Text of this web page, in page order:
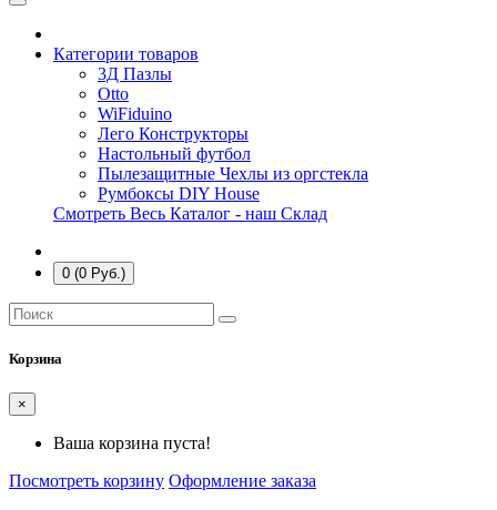
Категории товаров
3Д Пазлы
Otto
WiFiduino
Лего Конструкторы
Настольный футбол
Пылезащитные Чехлы из оргстекла
Румбоксы DIY House
Смотреть Весь Каталог - наш Склад
0 (0 Руб.)
Корзина
×
Ваша корзина пуста!
Посмотреть корзину Оформление заказа